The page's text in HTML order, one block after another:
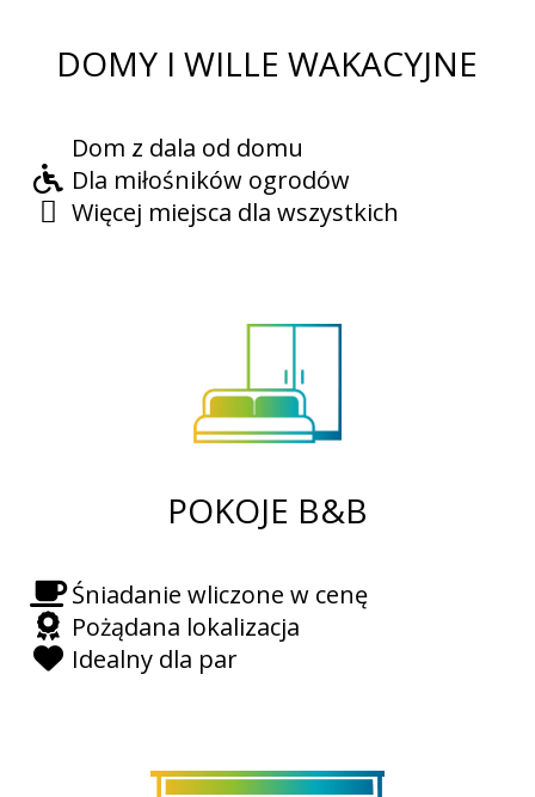
DOMY I WILLE WAKACYJNE
Dom z dala od domu
Dla miłośników ogrodów
Więcej miejsca dla wszystkich
POKOJE B&B
Śniadanie wliczone w cenę
Pożądana lokalizacja
Idealny dla par